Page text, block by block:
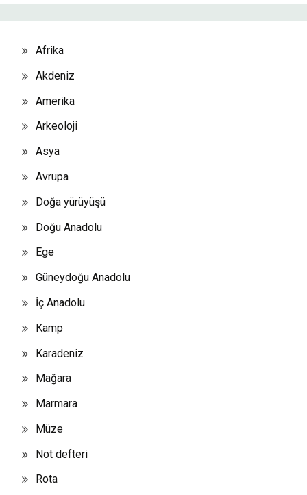
Afrika
Akdeniz
Amerika
Arkeoloji
Asya
Avrupa
Doğa yürüyüşü
Doğu Anadolu
Ege
Güneydoğu Anadolu
İç Anadolu
Kamp
Karadeniz
Mağara
Marmara
Müze
Not defteri
Rota